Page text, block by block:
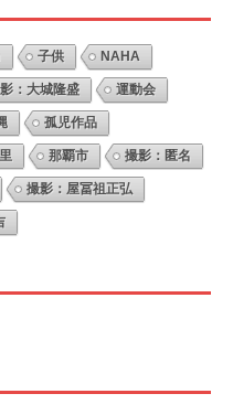
子供 NAHA
：大城隆盛 運動会
孤児作品
那覇市 撮影：匿名
撮影：屋冨祖正弘